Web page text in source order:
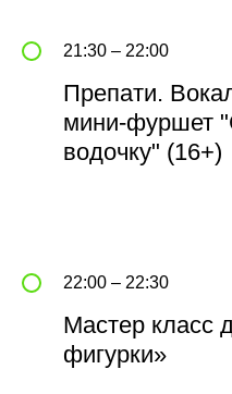
21:30 – 22:00
Препати.
мини-фуршет
водочку" (16+)
22:00 – 22:30
Мастер класс
фигурки»